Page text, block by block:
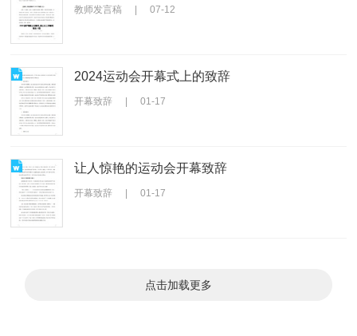
教师发言稿 | 07-12
2024运动会开幕式上的致辞
开幕致辞 | 01-17
让人惊艳的运动会开幕致辞
开幕致辞 | 01-17
点击加载更多